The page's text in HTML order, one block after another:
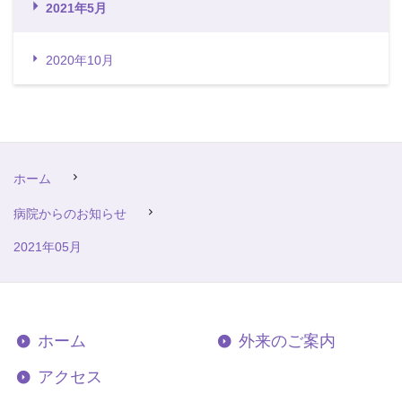
2021年5月
2020年10月
ホーム
病院からのお知らせ
2021年05月
ホーム
アクセス
外来のご案内